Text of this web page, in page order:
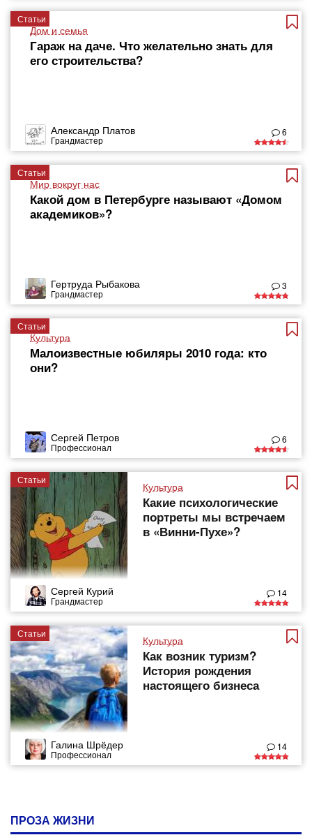
Статьи
Дом и семья
Гараж на даче. Что желательно знать для
его строительства?
Александр Платов
Грандмастер
6
Статьи
Мир вокруг нас
Какой дом в Петербурге называют «Домом
академиков»?
Гертруда Рыбакова
Грандмастер
3
Статьи
Культура
Малоизвестные юбиляры 2010 года: кто
они?
Сергей Петров
Профессионал
6
Статьи
Культура
Какие психологические
портреты мы встречаем
в «Винни-Пухе»?
Сергей Курий
Грандмастер
14
Статьи
Культура
Как возник туризм?
История рождения
настоящего бизнеса
Галина Шрёдер
Профессионал
14
ПРОЗА ЖИЗНИ